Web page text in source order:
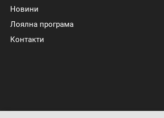
Новини
Лоялна програма
Контакти